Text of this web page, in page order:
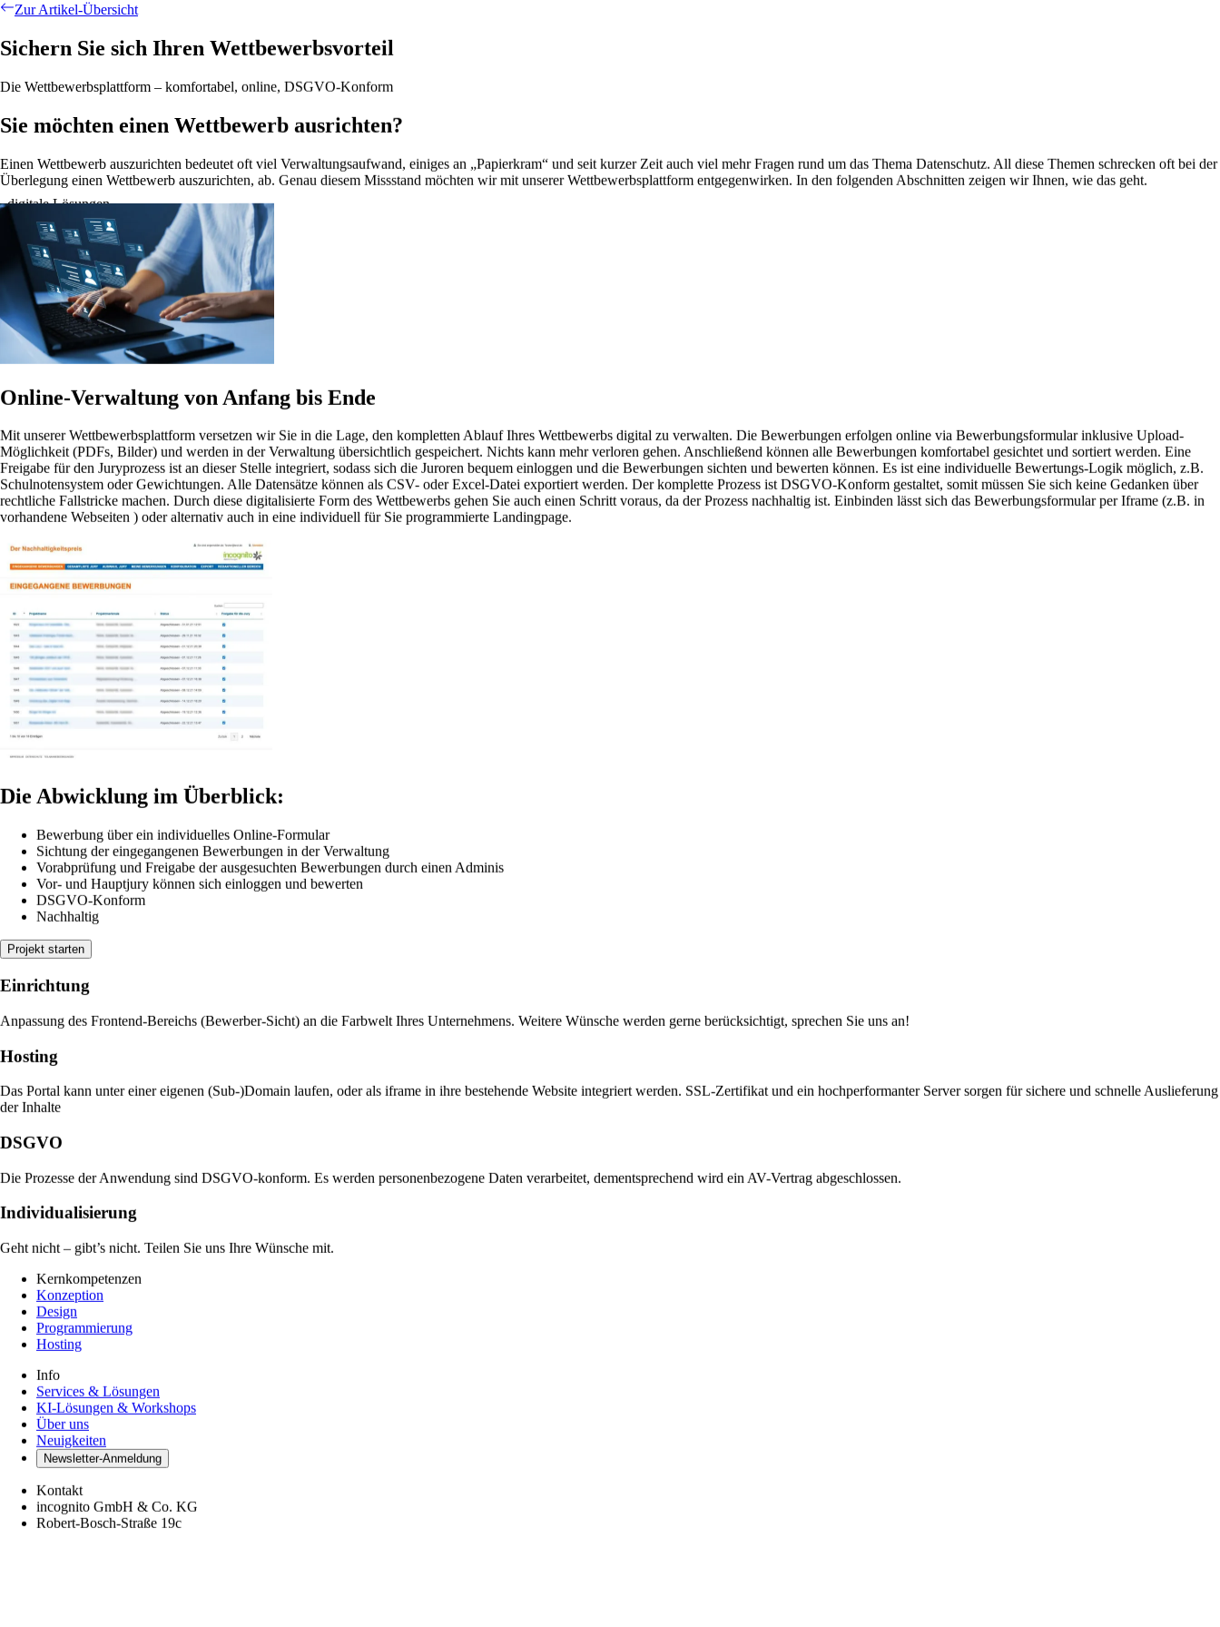
digitale Lösungen
Ihr Projekt. Unsere Lösung. Jetzt starten.
Zur Artikel-Übersicht
Sichern Sie sich Ihren Wettbewerbsvorteil
Die Wettbewerbsplattform – komfortabel, online, DSGVO-Konform
Sie möchten einen Wettbewerb ausrichten?
Einen Wettbewerb auszurichten bedeutet oft viel Verwaltungsaufwand, einiges an „Papierkram“ und seit kurzer Zeit auch viel mehr Fragen rund um das Thema Datenschutz. All diese Themen schrecken oft bei der
Überlegung einen Wettbewerb auszurichten, ab. Genau diesem Missstand möchten wir mit unserer Wettbewerbsplattform entgegenwirken. In den folgenden Abschnitten zeigen wir Ihnen, wie das geht.
Online-Verwaltung von Anfang bis Ende
Mit unsererWettbewerbsplattform versetzen wir Sie in die Lage, den kompletten Ablauf Ihres Wettbewerbs digital zu verwalten. Die Bewerbungen erfolgen online via Bewerbungsformular inklusive Upload-
Möglichkeit (PDFs, Bilder) und werden in der Verwaltung übersichtlich gespeichert. Nichts kann mehr verloren gehen. Anschließend können alle Bewerbungen komfortabel gesichtet und sortiert werden. Eine
Freigabe für den Juryprozess ist an dieser Stelle integriert, sodass sich die Juroren bequem einloggen und die Bewerbungen sichten und bewerten können. Es ist eine individuelle Bewertungs-Logik möglich, z.B.
Schulnotensystem oder Gewichtungen. Alle Datensätze können als CSV- oder Excel-Datei exportiert werden. Der komplette Prozess istDSGVO-Konform gestaltet, somit müssen Sie sich keine Gedanken über
rechtliche Fallstricke machen. Durch diese digitalisierte Form des Wettbewerbs gehen Sie auch einen Schritt voraus, da der Prozess nachhaltig ist. Einbinden lässt sich das Bewerbungsformular per Iframe (z.B. in
vorhandene Webseiten ) oder alternativ auch in eine individuell für Sie programmierte Landingpage.
Die Abwicklung im Überblick:
Bewerbung über ein individuelles Online-Formular
Sichtung der eingegangenen Bewerbungen in der Verwaltung
Vorabprüfung und Freigabe der ausgesuchten Bewerbungen durch einen Adminis
Vor- und Hauptjury können sich einloggen und bewerten
DSGVO-Konform
Nachhaltig
Projekt starten
Einrichtung
Anpassung des Frontend-Bereichs (Bewerber-Sicht) an die Farbwelt Ihres Unternehmens. Weitere Wünsche werden gerne berücksichtigt, sprechen Sie uns an!
Hosting
Das Portal kann unter einer eigenen (Sub-)Domain laufen, oder als iframe in ihre bestehende Website integriert werden. SSL-Zertifikat und ein hochperformanter Server sorgen für sichere und schnelle Auslieferung
der Inhalte
DSGVO
Die Prozesse der Anwendung sind DSGVO-konform. Es werden personenbezogene Daten verarbeitet, dementsprechend wird ein AV-Vertrag abgeschlossen.
Individualisierung
Geht nicht – gibt’s nicht. Teilen Sie uns Ihre Wünsche mit.
Kernkompetenzen
Konzeption
Design
Programmierung
Hosting
Info
Services & Lösungen
KI-Lösungen & Workshops
Über uns
Neuigkeiten
Newsletter-Anmeldung
Kontakt
incognito GmbH & Co. KG
Robert-Bosch-Straße 19c